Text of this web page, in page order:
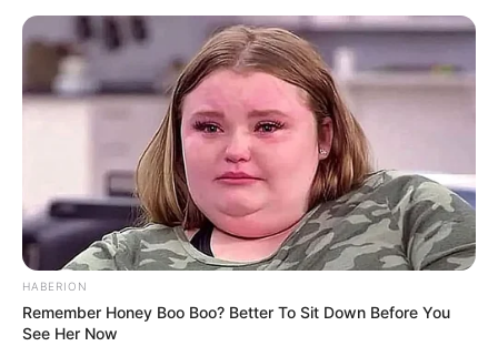
HABERION
Remember Honey Boo Boo? Better To Sit Down Before You
See Her Now